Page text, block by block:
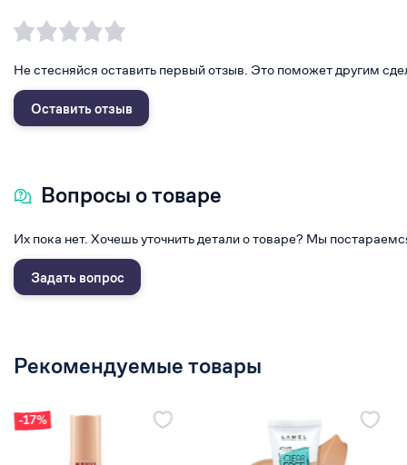
Не стесняйся оставить первый отзыв. Это поможет другим
Оставить отзыв
Вопросы о товаре
Их пока нет. Хочешь уточнить детали о товаре? Мы
Задать вопрос
Рекомендуемые товары